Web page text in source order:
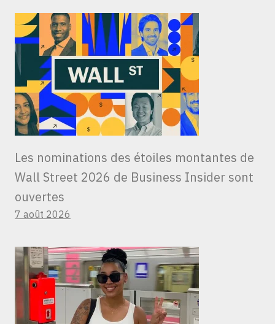
Les nominations des étoiles montantes de
Wall Street 2026 de Business Insider sont
ouvertes
7 août 2026